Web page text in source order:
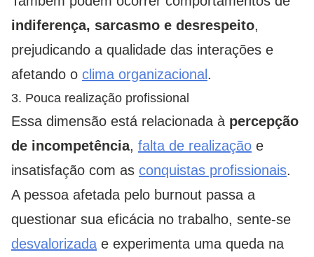
indiferença, sarcasmo e desrespeito,
prejudicando a qualidade das interações e
afetando o clima organizacional .
3. Pouca realização profissional
Essa dimensão está relacionada à percepção
de incompetência, falta de realização e
insatisfação com as conquistas profissionais.
A pessoa afetada pelo burnout passa a
questionar sua eficácia no trabalho, sente-se
desvalorizada e experimenta uma queda na